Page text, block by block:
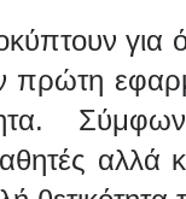
για
πρώτη
αλλά